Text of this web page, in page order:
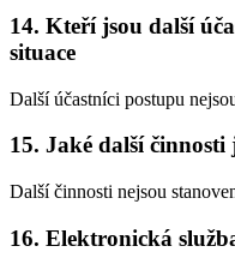
14. Kteří jsou další
situace
Další účastníci postupu
15. Jaké další
Další činnosti nejsou
16. Elektronická